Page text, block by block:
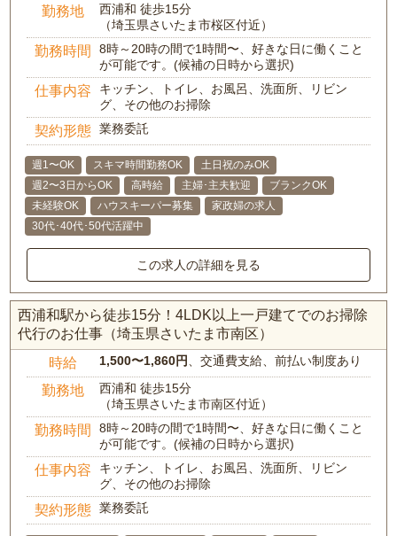
勤務地
西浦和 徒歩15分
（埼玉県さいたま市桜区付近）
勤務時間
8時～20時の間で1時間〜、好きな日に働くこと
が可能です。(候補の日時から選択)
仕事内容
キッチン、トイレ、お風呂、洗面所、リビン
グ、その他のお掃除
契約形態 業務委託
週1〜OK スキマ時間勤務OK
土日祝のみOK
週2〜3日からOK
高時給 主婦･主夫歓迎
ブランクOK
未経験OK
ハウスキーパー募集
家政婦の求人
30代･40代･50代活躍中
この求人の詳細を見る
西浦和駅から徒歩15分！4LDK以上一戸建てでのお掃除
代行のお仕事（埼玉県さいたま市南区）
時給 1,500〜1,860円 、交通費支給、前払い制度あり
勤務地
西浦和 徒歩15分
（埼玉県さいたま市南区付近）
勤務時間
8時～20時の間で1時間〜、好きな日に働くこと
が可能です。(候補の日時から選択)
仕事内容
キッチン、トイレ、お風呂、洗面所、リビン
グ、その他のお掃除
契約形態 業務委託